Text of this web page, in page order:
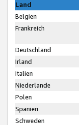
Land
Belgien
Frankreich
Deutschland
Irland
Italien
Niederlande
Polen
Spanien
Schweden